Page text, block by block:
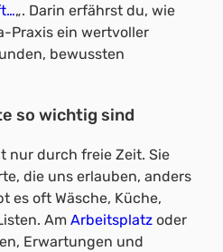
„. Darin erfährst du, wie
Praxis ein wertvoller
bewussten
so wichtig sind
nur durch freie Zeit. Sie
die uns erlauben, anders
es oft Wäsche, Küche,
Am Arbeitsplatz oder
Erwartungen und